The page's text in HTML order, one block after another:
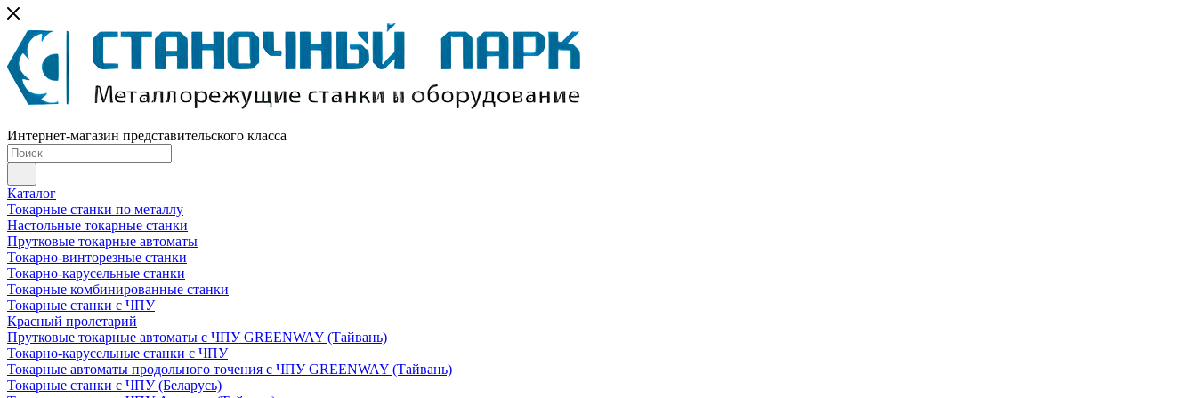
Интернет-магазин представительского класса
Каталог
Токарные станки по металлу
Настольные токарные станки
Прутковые токарные автоматы
Токарно-винторезные станки
Токарно-карусельные станки
Токарные комбинированные станки
Токарные станки с ЧПУ
Красный пролетарий
Прутковые токарные автоматы с ЧПУ GREENWAY (Тайвань)
Токарно-карусельные станки с ЧПУ
Токарные автоматы продольного точения с ЧПУ GREENWAY (Тайвань)
Токарные станки с ЧПУ (Беларусь)